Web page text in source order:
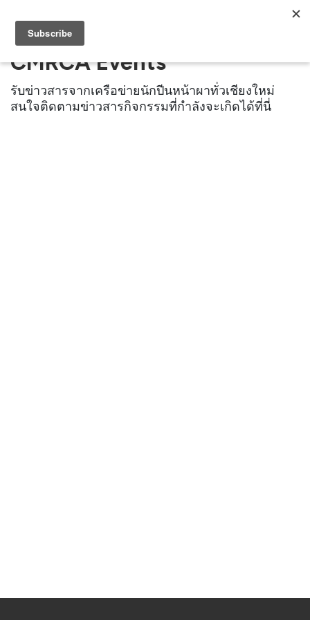
CMRCA Events
รับข่าวสารจากเครือข่ายนักปีนหน้าผาทั่วเชียงใหม่
สนใจติดตามข่าวสารกิจกรรมที่กำลังจะเกิดได้ที่นี่